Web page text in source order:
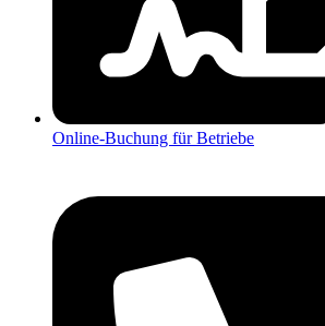
Online-Buchung für Betriebe